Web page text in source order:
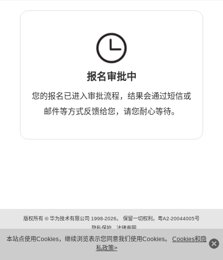
本站点使用Cookies，继续浏览表示您同意我们使用Cookies。 Cookies和隐
私政策>
报名审批中
您的报名已进入审批流程，结果会通过短信或
邮件等方式反馈给您，请您耐心等待。
版权所有 © 华为技术有限公司 1998-2026。 保留一切权利。粤A2-20044005号
隐私保护
法律声明